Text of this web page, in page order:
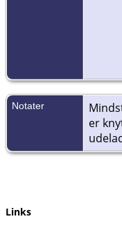
Notater
er
Links